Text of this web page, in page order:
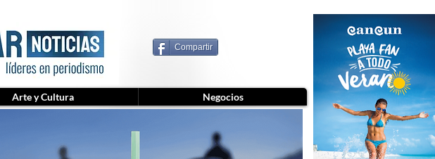
Compartir
Arte y Cultura Negocios